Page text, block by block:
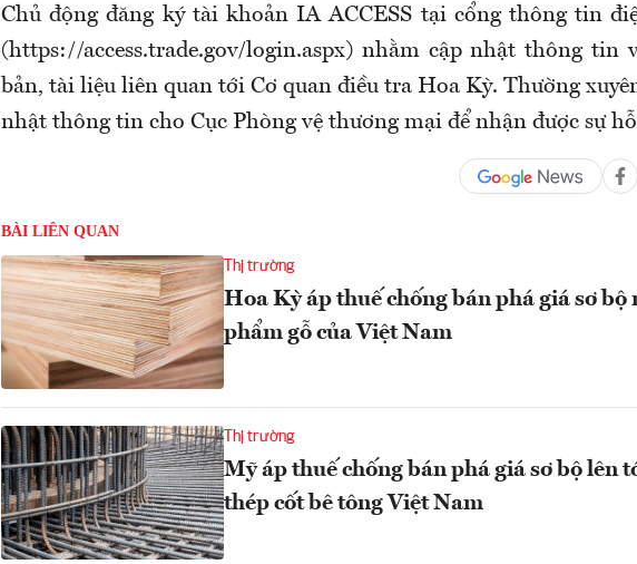
Chủ động đăng ký tài khoản IA ACCESS tại cổng thông tin
(https://access.trade.gov/login.aspx) nhằm cập nhật thông tin
bản, tài liệu liên quan tới Cơ quan điều tra Hoa Kỳ. Thường
nhật thông tin cho Cục Phòng vệ thương mại để nhận được sự
BÀI LIÊN QUAN
Thị trường
Hoa Kỳ áp thuế chống bán phá giá sơ bộ
phẩm gỗ của Việt Nam
Thị trường
Mỹ áp thuế chống bán phá giá sơ bộ lên
thép cốt bê tông Việt Nam